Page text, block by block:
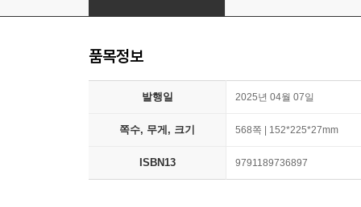
품목정보
발행일 2025년 04월 07일
쪽수, 무게, 크기 568쪽 | 152*225*27mm
ISBN13 9791189736897